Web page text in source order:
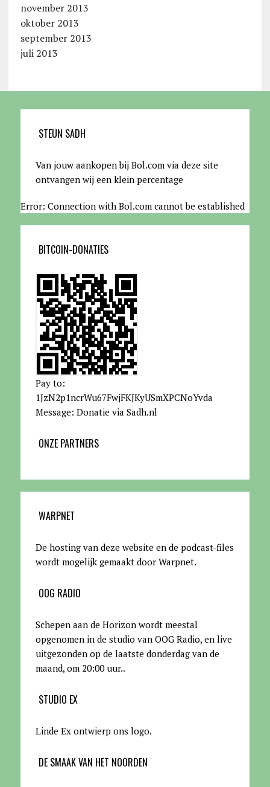
november 2013
oktober 2013
september 2013
juli 2013
STEUN SADH
Van jouw aankopen bij Bol.com via deze site
ontvangen wij een klein percentage
Error: Connection with Bol.com cannot be established
BITCOIN-DONATIES
Pay to:
1JzN2p1ncrWu67FwjFKJKyUSmXPCNoYvda
Message: Donatie via Sadh.nl
ONZE PARTNERS
WARPNET
De hosting van deze website en de podcast-files
wordt mogelijk gemaakt door Warpnet.
OOG RADIO
Schepen aan de Horizon wordt meestal
opgenomen in de studio van OOG Radio, en live
uitgezonden op de laatste donderdag van de
maand, om 20:00 uur..
STUDIO EX
Linde Ex ontwierp ons logo.
DE SMAAK VAN HET NOORDEN